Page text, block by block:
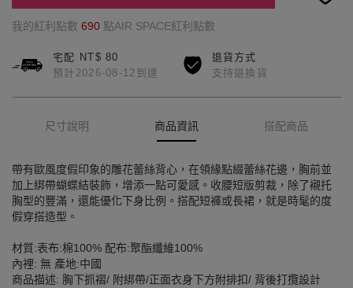
我的紅利點數 690 點AIR SPACE紅利點數
宅配 NT$ 80
預計2026-08-12到達
退貨方式
支持退換貨
尺寸說明 商品資訊 搭配商品
帶有歐風度假印象的雕花蕾絲背心，在領緣點綴蕾絲花邊，胸前並
加上綁帶蝴蝶結裝飾，增添一點可愛感。收腰短版剪裁，除了襯托
胸型的豐滿，還能優化下身比例。搭配短褲或長裙，就是時髦的度
假穿搭造型。
材質:表布:棉100% 配布:聚酯纖維100%
內裡: 無 產地:中國
商品描述: 胸下抓褶/ 附綁帶/正面衣身下方附排扣/ 背後打攬設計